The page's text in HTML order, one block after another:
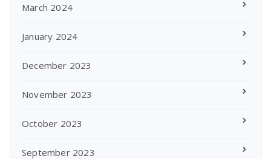
March 2024
January 2024
December 2023
November 2023
October 2023
September 2023